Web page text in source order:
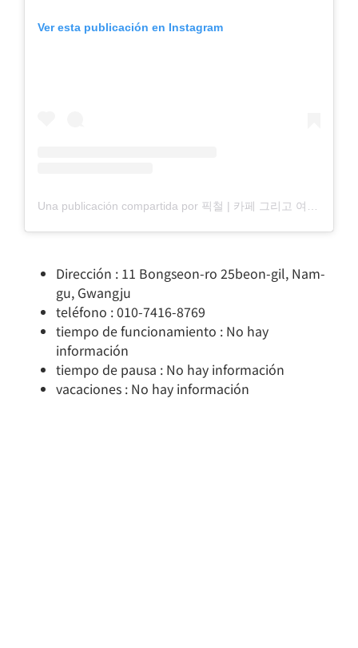
Ver esta publicación en Instagram
Una publicación compartida por 픽철 | 카페 그리고 여행 (@picchul_)
Dirección : 11 Bongseon-ro 25beon-gil, Nam-
gu, Gwangju
teléfono : 010-7416-8769
tiempo de funcionamiento : No hay
información
tiempo de pausa : No hay información
vacaciones : No hay información